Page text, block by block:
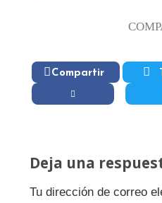
Compartir
Deja una
Tu dirección de correo